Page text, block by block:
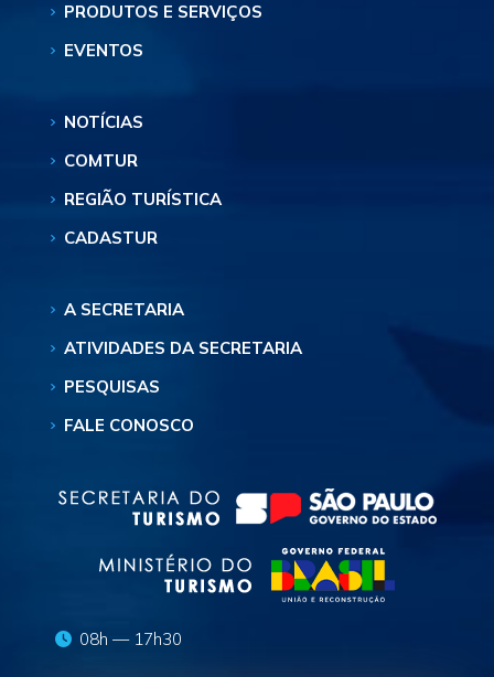
PRODUTOS E SERVIÇOS
EVENTOS
NOTÍCIAS
COMTUR
REGIÃO TURÍSTICA
CADASTUR
A SECRETARIA
ATIVIDADES DA SECRETARIA
PESQUISAS
FALE CONOSCO
08h — 17h30